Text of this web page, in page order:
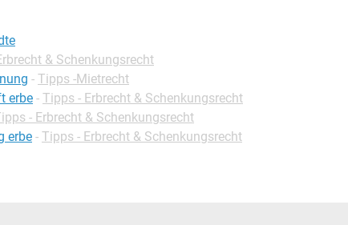
& Schenkungsrecht
- Tipps -Mietrecht
erbe - Tipps - Erbrecht & Schenkungsrecht
- Erbrecht & Schenkungsrecht
erbe - Tipps - Erbrecht & Schenkungsrecht